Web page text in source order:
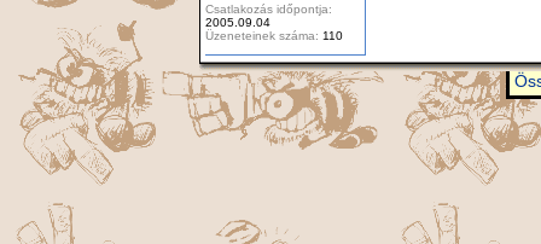
Csatlakozás időpontja:
2005.09.04
Üzeneteinek száma: 110